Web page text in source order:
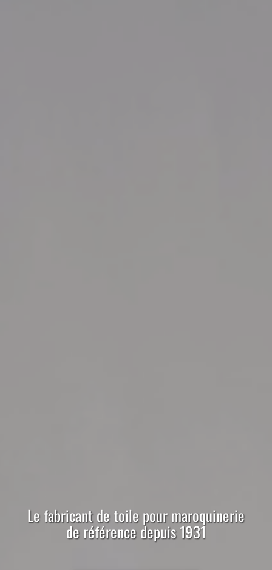
Lefabricantdetoilepourmaroquinerie
de référence depuis 1931